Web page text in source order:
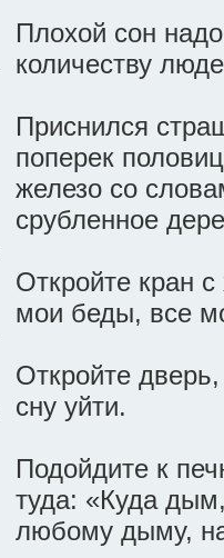
Плохой сон
количеству
Приснился
поперек
железо со
срубленное
Откройте кран
мои беды, все
Откройте
сну уйти.
Подойдите к
туда: «Куда
любому дыму,